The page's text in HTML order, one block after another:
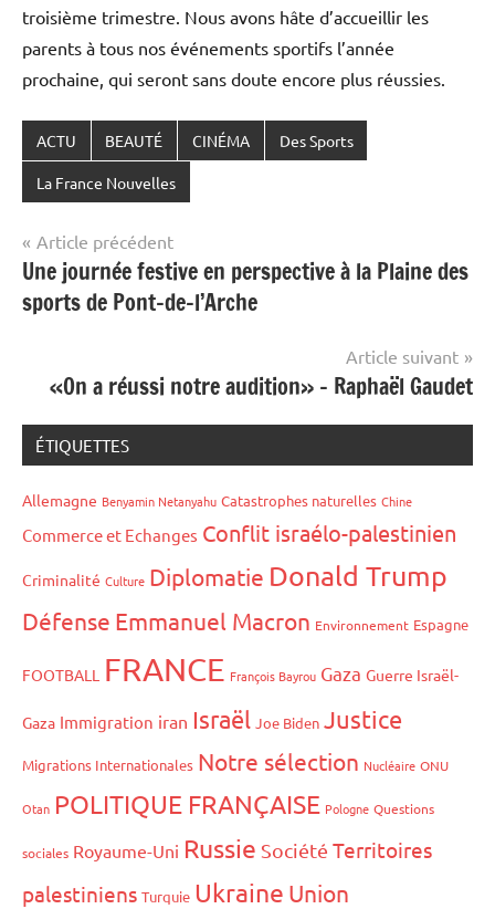
troisième trimestre. Nous avons hâte d’accueillir les
parents à tous nos événements sportifs l’année
prochaine, qui seront sans doute encore plus réussies.
ACTU BEAUTÉ CINÉMA Des Sports
La France Nouvelles
Navigation
de
l’article
Article précédent
Une journée festive en perspective à la Plaine des
sports de Pont-de-l’Arche
Article suivant
«On a réussi notre audition» – Raphaël Gaudet
ÉTIQUETTES
Allemagne Benyamin Netanyahu Catastrophes naturelles Chine
Commerce et Echanges Conflit israélo-palestinien
Criminalité Culture Diplomatie Donald Trump
Défense Emmanuel Macron Environnement Espagne
FOOTBALL FRANCE François Bayrou Gaza Guerre Israël-
Gaza Immigration iran Israël Joe Biden Justice
Migrations Internationales Notre sélection Nucléaire ONU
Otan POLITIQUE FRANÇAISE Pologne Questions
sociales Royaume-Uni Russie Société Territoires
palestiniens Turquie Ukraine Union